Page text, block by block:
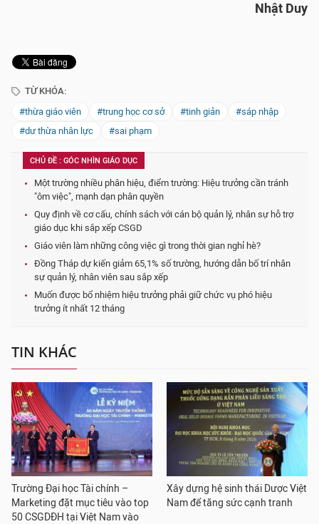
Nhật Duy
TỪ KHÓA:
#thừa giáo viên
#trung học cơ sở #tinh giản
#sáp nhập
#dư thừa nhân lực
#sai phạm
CHỦ ĐỀ : GÓC NHÌN GIÁO DỤC
Một trường nhiều phân hiệu, điểm trường: Hiệu trưởng cần tránh
"ôm việc", mạnh dạn phân quyền
Quy định về cơ cấu, chính sách với cán bộ quản lý, nhân sự hỗ trợ
giáo dục khi sắp xếp CSGD
Giáo viên làm những công việc gì trong thời gian nghỉ hè?
Đồng Tháp dự kiến giảm 65,1% số trường, hướng dẫn bố trí nhân
sự quản lý, nhân viên sau sắp xếp
Muốn được bổ nhiệm hiệu trưởng phải giữ chức vụ phó hiệu
trưởng ít nhất 12 tháng
TIN KHÁC
Trường Đại học Tài chính –
Marketing đặt mục tiêu vào top
50 CSGDĐH tại Việt Nam vào
Xây dựng hệ sinh thái Dược Việt
Nam để tăng sức cạnh tranh